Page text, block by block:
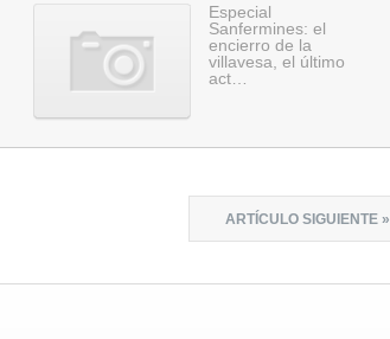
Especial
Sanfermines: el
encierro de la
villavesa, el último
act…
ARTÍCULO SIGUIENTE »